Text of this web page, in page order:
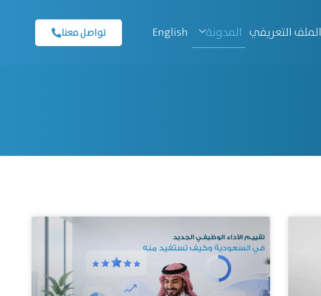
الملف التعريفي المدونة English تواصل معنا